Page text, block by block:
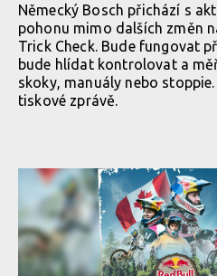
Německý Bosch přichází s
pohonu mimo dalších změn
Trick Check. Bude fungovat
bude hlídat kontrolovat a
skoky, manuály nebo
tiskové zprávě.